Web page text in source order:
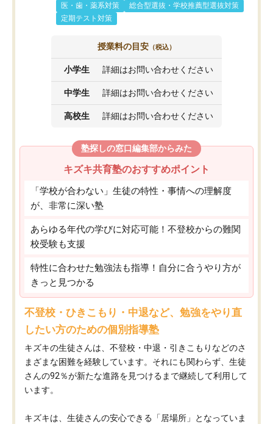
医・歯・薬系対策
総合型選抜・学校推薦型選抜対策
定期テスト対策
授業料の目安 （税込）
小学生 詳細はお問い合わせください
中学生 詳細はお問い合わせください
高校生 詳細はお問い合わせください
塾探しの窓口編集部からみた
キズキ共育塾のおすすめポイント
「学校が合わない」生徒の特性・事情への理解度
が、非常に深い塾
あらゆる年代の学びに対応可能！不登校からの難関
校受験も支援
特性に合わせた勉強法も指導！自分に合うやり方が
きっと見つかる
不登校・ひきこもり・中退など、勉強をやり直
したい方のための個別指導塾
キズキの生徒さんは、不登校・中退・引きこもりなどのさ
まざまな困難を経験しています。それにも関わらず、生徒
さんの92％が新たな進路を見つけるまで継続して利用して
います。
キズキは、生徒さんの安心できる「居場所」となっていま